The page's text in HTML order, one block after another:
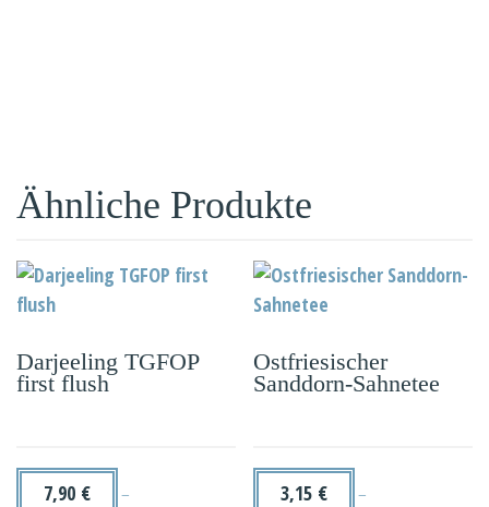
Ähnliche Produkte
Darjeeling TGFOP
first flush
7,90 € –
Ostfriesischer
Sanddorn-Sahnetee
3,15 € –